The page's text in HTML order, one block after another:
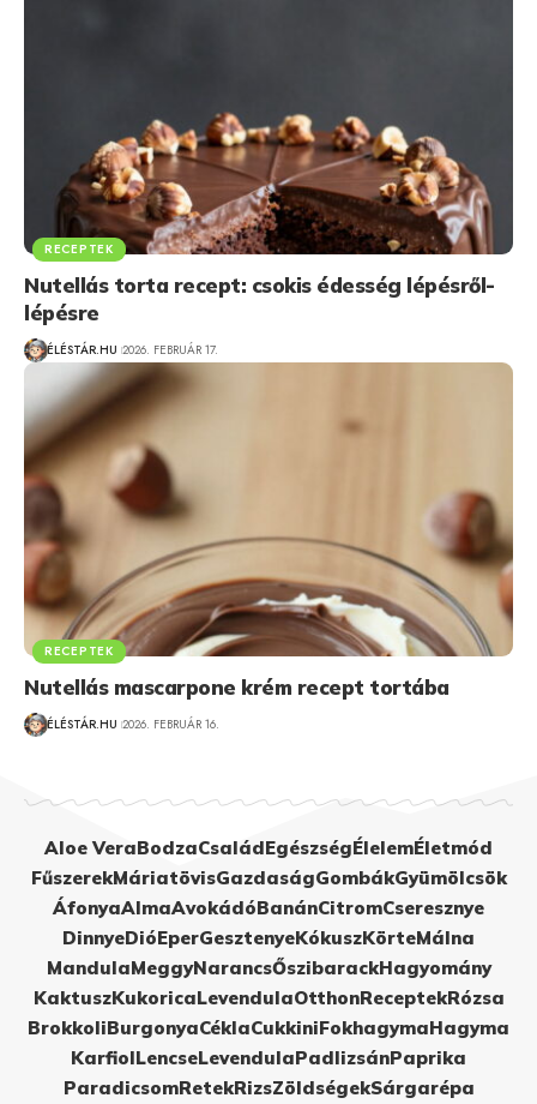
RECEPTEK
Nutellás torta recept: csokis édesség lépésről-
lépésre
ÉLÉSTÁR.HU 2026. FEBRUÁR 17.
RECEPTEK
Nutellás mascarpone krém recept tortába
ÉLÉSTÁR.HU 2026. FEBRUÁR 16.
Aloe VeraBodzaCsaládEgészségÉlelemÉletmód
FűszerekMáriatövisGazdaságGombákGyümölcsök
ÁfonyaAlmaAvokádóBanánCitromCseresznye
DinnyeDióEperGesztenyeKókuszKörteMálna
MandulaMeggyNarancsŐszibarackHagyomány
KaktuszKukoricaLevendulaOtthonReceptekRózsa
BrokkoliBurgonyaCéklaCukkiniFokhagymaHagyma
KarfiolLencseLevendulaPadlizsánPaprika
ParadicsomRetekRizsZöldségekSárgarépa